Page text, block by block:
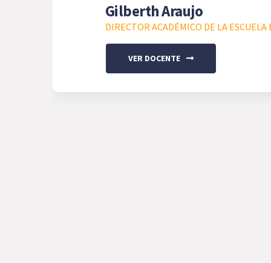
Gilberth Araujo
DIRECTOR ACADÉMICO DE LA
VER DOCENTE